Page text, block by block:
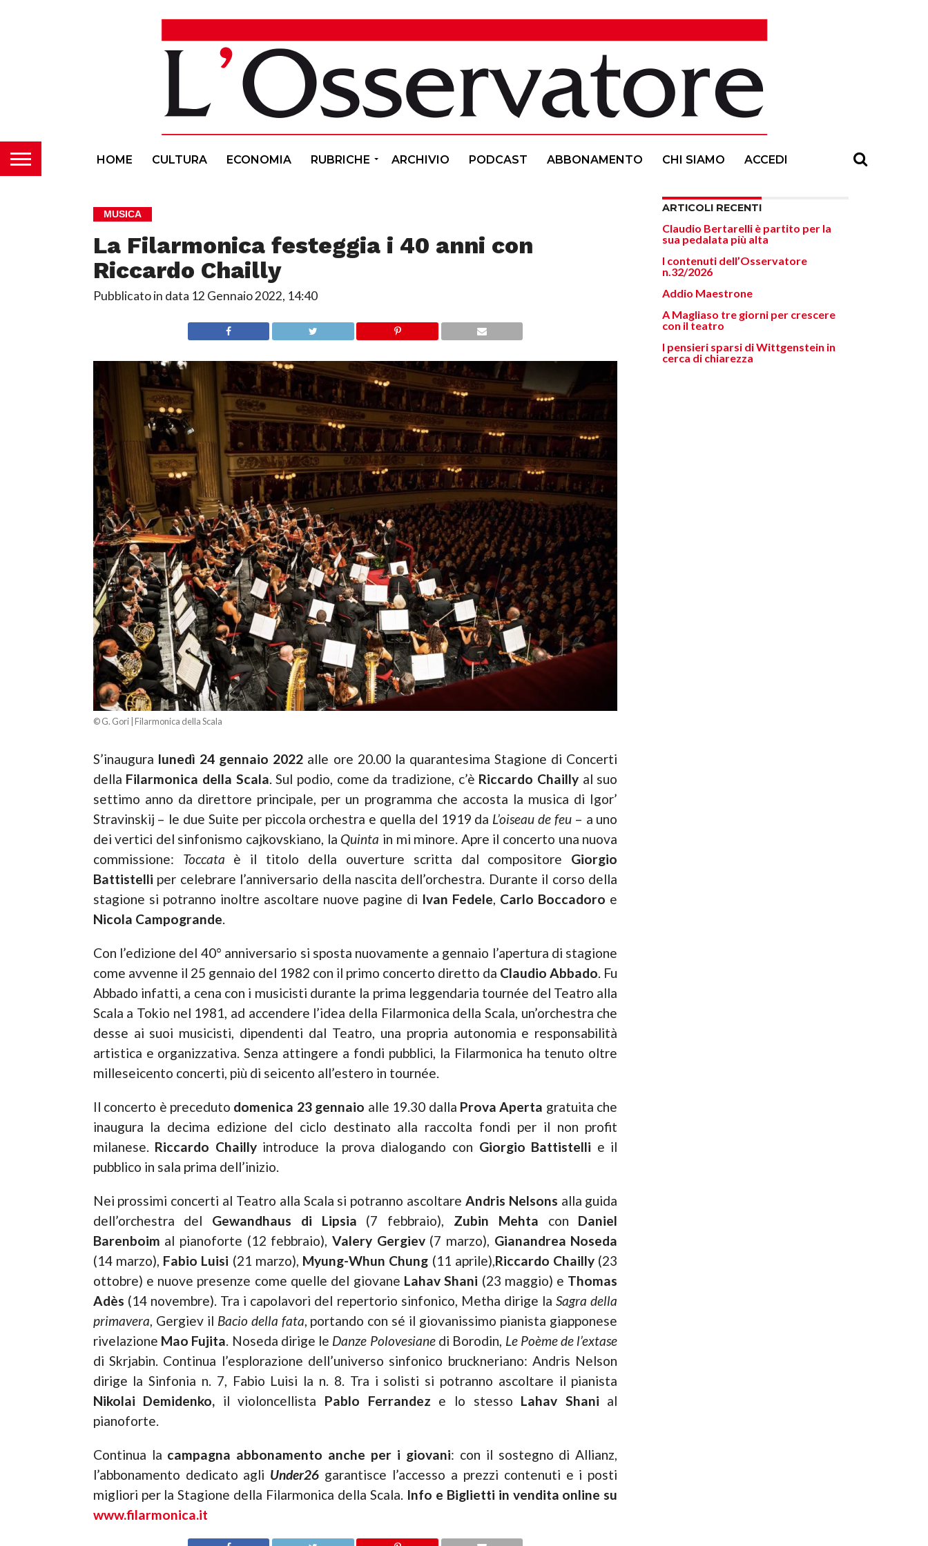
HOME CULTURA ECONOMIA RUBRICHE ARCHIVIO PODCAST ABBONAMENTO CHI SIAMO ACCEDI
MUSICA
La Filarmonica festeggia i 40 anni con
Riccardo Chailly
Pubblicato in data 12 Gennaio 2022, 14:40
© G. Gori | Filarmonica della Scala
S’inaugura lunedì 24 gennaio 2022 alle ore 20.00 la quarantesima Stagione di Concerti
della Filarmonica della Scala. Sul podio, come da tradizione, c’è Riccardo Chailly al suo
settimo anno da direttore principale, per un programma che accosta la musica di Igor’
Stravinskij – le due Suite per piccola orchestra e quella del 1919 da L’oiseau de feu– a uno
dei vertici del sinfonismo cajkovskiano, la Quinta in mi minore. Apre il concerto una nuova
commissione: Toccata è il titolo della ouverture scritta dal compositore Giorgio
Battistelli per celebrare l’anniversario della nascita dell’orchestra. Durante il corso della
stagione si potranno inoltre ascoltare nuove pagine di Ivan Fedele, Carlo Boccadoro e
Nicola Campogrande.
Con l’edizione del 40° anniversario si sposta nuovamente a gennaio l’apertura di stagione
come avvenne il 25 gennaio del 1982 con il primo concerto diretto da Claudio Abbado. Fu
Abbado infatti, a cena con i musicisti durante la prima leggendaria tournée del Teatro alla
Scala a Tokio nel 1981, ad accendere l’idea della Filarmonica della Scala, un’orchestra che
desse ai suoi musicisti, dipendenti dal Teatro, una propria autonomia e responsabilità
artistica e organizzativa. Senza attingere a fondi pubblici, la Filarmonica ha tenuto oltre
milleseicento concerti, più di seicento all’estero in tournée.
Il concerto è preceduto domenica 23 gennaio alle 19.30 dalla Prova Aperta gratuita che
inaugura la decima edizione del ciclo destinato alla raccolta fondi per il non profit
milanese. Riccardo Chaillyintroduce la prova dialogando con Giorgio Battistelli e il
pubblico in sala prima dell’inizio.
Nei prossimi concerti al Teatro alla Scala si potranno ascoltare Andris Nelsons alla guida
dell’orchestra del Gewandhaus di Lipsia (7 febbraio), Zubin Mehta con Daniel
Barenboim al pianoforte (12 febbraio), Valery Gergiev(7 marzo), Gianandrea Noseda
(14 marzo), Fabio Luisi (21 marzo), Myung-Whun Chung (11 aprile),Riccardo Chailly (23
ottobre) e nuove presenze come quelle del giovane Lahav Shani (23 maggio) e Thomas
Adès (14 novembre). Tra i capolavori del repertorio sinfonico, Metha dirige laSagra della
primavera, Gergiev il Bacio della fata, portando con sé il giovanissimo pianista giapponese
rivelazione Mao Fujita. Noseda dirige le Danze Polovesianedi Borodin, Le Poème de l’extase
di Skrjabin. Continua l’esplorazione dell’universo sinfonico bruckneriano: Andris Nelson
dirige la Sinfonia n. 7, Fabio Luisi la n. 8. Tra i solisti si potranno ascoltare il pianista
Nikolai Demidenko, il violoncellista Pablo Ferrandez e lo stesso Lahav Shani al
pianoforte.
Continua la campagna abbonamento anche per i giovani: con il sostegno di Allianz,
l’abbonamento dedicato agli Under26 garantisce l’accesso a prezzi contenuti e i posti
migliori per la Stagione della Filarmonica della Scala. Info e Biglietti in vendita online su
www.filarmonica.it
ARTICOLI RECENTI
Claudio Bertarelli è partito per la
sua pedalata più alta
I contenuti dell’Osservatore
n.32/2026
Addio Maestrone
A Magliaso tre giorni per crescere
con il teatro
I pensieri sparsi di Wittgenstein in
cerca di chiarezza